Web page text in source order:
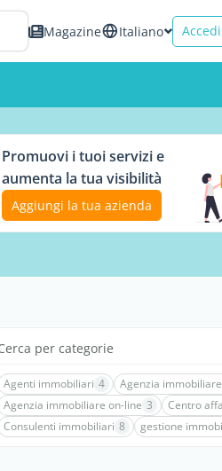
Magazine Italiano Accedi
Promuovi i tuoi servizi e
aumenta la tua visibilità
Aggiungi la tua azienda
per categorie
Agenti immobiliari 4 Agenzia immobiliare
Agenzia immobiliare on-line 3 Centro
Consulenti immobiliari 8 gestione